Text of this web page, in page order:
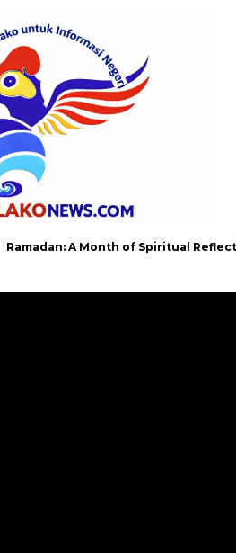
A Month of Spiritual Reflection,